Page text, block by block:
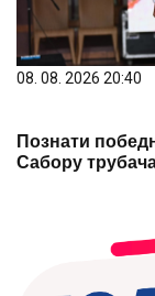
08. 08. 2026 20:40
Познати
Сабору